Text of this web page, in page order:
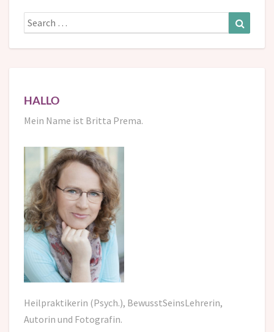
Search
for:
HALLO
Mein Name ist Britta Prema.
Heilpraktikerin (Psych.), BewusstSeinsLehrerin,
Autorin und Fotografin.